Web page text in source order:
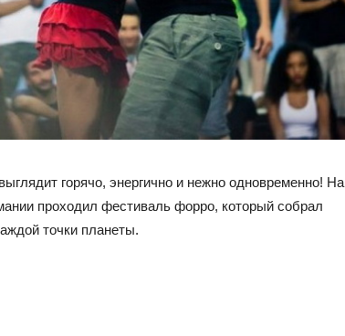
горячо, энергично и нежно одновременно! На
проходил фестиваль форро, который собрал
точки планеты.